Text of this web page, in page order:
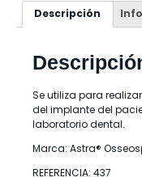
Descripción
Se utiliza para
del implante del
laboratorio dental.
Marca: Astra®
REFERENCIA: 437